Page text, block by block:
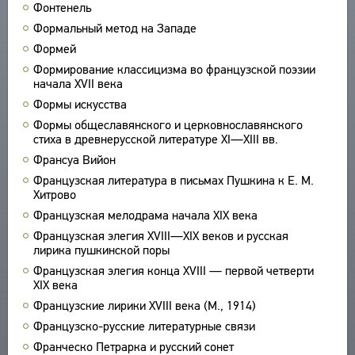
Фонтенель
Формальный метод на Западе
Формей
Формирование классицизма во французской поэзии
начала XVII века
Формы искусства
Формы общеславянского и церковнославянского
стиха в древнерусской литературе XI—XIII вв.
Франсуа Вийон
Французская литература в письмах Пушкина к Е. М.
Хитрово
Французская мелодрама начала XIX века
Французская элегия XVIII—XIX веков и русская
лирика пушкинской поры
Французская элегия конца XVIII — первой четверти
XIX века
Французские лирики XVIII века (М., 1914)
Французско-русские литературные связи
Франческо Петрарка и русский сонет
ИЗДАНИЯ
ЭНЦИКЛОПЕДИЯ
СЛОВНИК
ВСЕ БИОСПРАВКИ
ПОЭТЫ
ПЕРЕВОДЧИКИ
ИССЛЕДОВАТЕЛИ
ТЕЗАУРУС
СТРУКТУРА
УКАЗАТЕЛЬ ТЕРМИНОВ
ПОИСК
О ПРОЕКТЕ
КРАТКО О ПРОЕКТЕ
ЦЕЛИ ПРОЕКТА
ПОДСИСТЕМЫ
БИБЛИОТЕКА
ЭНЦИКЛОПЕДИЯ
ТЕЗАУРУС
ОБРАТНАЯ СВЯЗЬ
ПОЛЬЗОВАТЕЛЬСКОЕ СОГЛАШЕНИЕ
ЗАКЛАДКИ